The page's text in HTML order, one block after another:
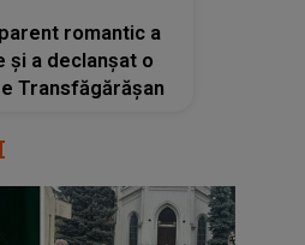
romantic a
și a declanșat o
Transfăgărășan